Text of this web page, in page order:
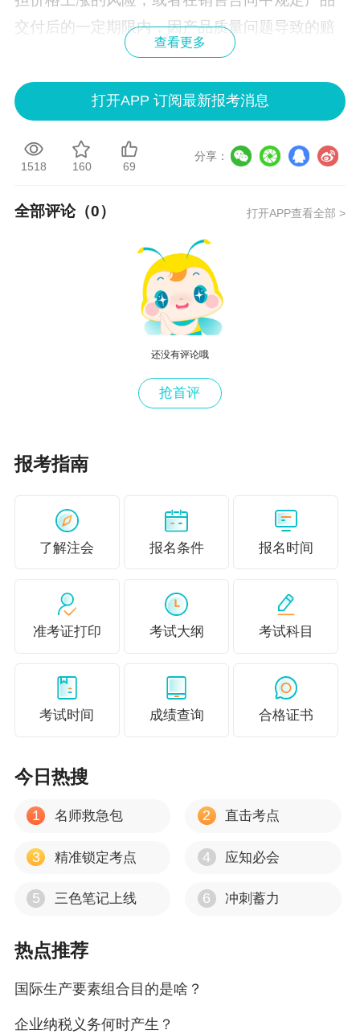
交付后的一定期限内，因产品质量问题导致的赔
偿责任由客户自行承担（在符合一定条件下）。
这种方式可以在一定程度上降低企业在生产经营
过程中面临的价格风险、质量风险等。
再者是风险证券化。这是一种较为创新的风险转
特殊目的机构（SPV）转化为证券产品出售给投
资者。比如巨灾债券，保险公司或再保险公司将
巨灾风险转移到资本市场，当特定的巨灾事件发
生时，债券持有人可能会损失部分或全部本金和
利息，而发行方则可以获得资金用于赔偿损失。
风险证券化拓宽了企业的风险转移渠道，能够吸
引更多的投资者参与承担风险。
时，可能会要求对方提供担保。例如，在项目融
款义务提供担保。如果项目方无法按时还款，担
保机构将承担还款责任，从而将信用风险从债权
交易的安全性，保障了债权人的利益。
险类型，选择合适的风险转移方式，以降低风险
对企业经营的不利影响。
查看更多
打开APP 订阅最新报考消息
1518 160 69
分享：
全部评论（0） 打开APP查看全部 >
还没有评论哦
抢首评
报考指南
了解注会 报名条件 报名时间
准考证打印 考试大纲 考试科目
考试时间 成绩查询 合格证书
今日热搜
1 名师救急包 2 直击考点
3 精准锁定考点 4 应知必会
5 三色笔记上线 6 冲刺蓄力
热点推荐
国际生产要素组合目的是啥？
企业纳税义务何时产生？